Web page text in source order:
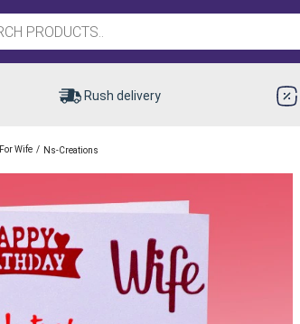
Rush delivery
For Wife / Ns-Creations